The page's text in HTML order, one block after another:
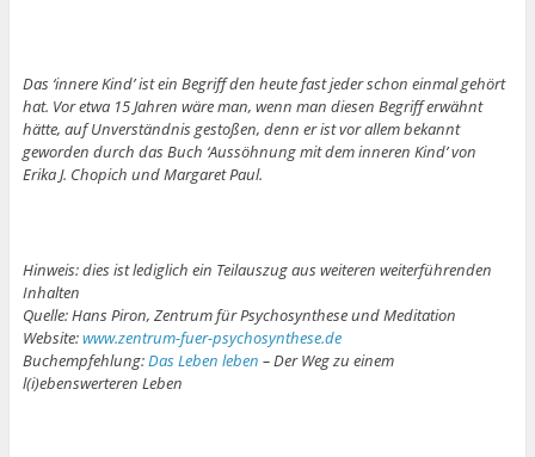
Das ‘innere Kind’ ist ein Begriff den heute fast jeder schon einmal gehört
hat. Vor etwa 15 Jahren wäre man, wenn man diesen Begriff erwähnt
hätte, auf Unverständnis gestoßen, denn er ist vor allem bekannt
geworden durch das Buch ‘Aussöhnung mit dem inneren Kind’ von
Erika J. Chopich und Margaret Paul.
Hinweis: dies ist lediglich ein Teilauszug aus weiteren weiterführenden
Inhalten
Quelle: Hans Piron, Zentrum für Psychosynthese und Meditation
Website:www.zentrum-fuer-psychosynthese.de
Buchempfehlung:Das Leben leben – Der Weg zu einem
l(i)ebenswerteren Leben